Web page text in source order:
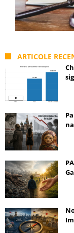
ARTICOLE